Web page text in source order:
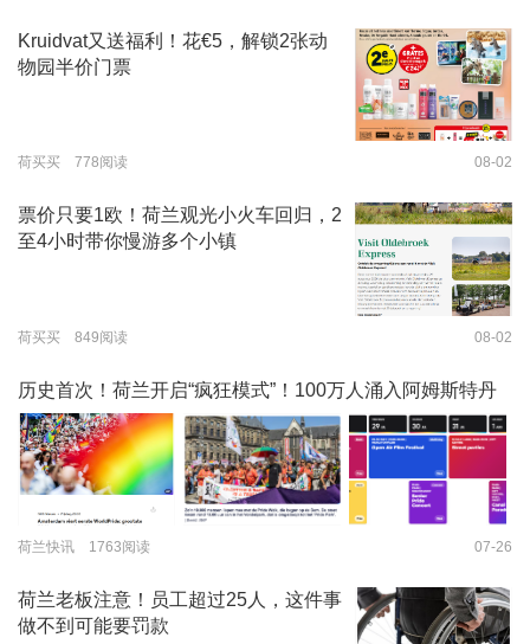
Kruidvat又送福利！花€5，解锁2张动
物园半价门票
荷买买 778阅读 08-02
票价只要1欧！荷兰观光小火车回归，2
至4小时带你慢游多个小镇
荷买买 849阅读 08-02
历史首次！荷兰开启“疯狂模式”！100万人涌入阿姆斯特丹
荷兰快讯 1763阅读 07-26
荷兰老板注意！员工超过25人，这件事
做不到可能要罚款